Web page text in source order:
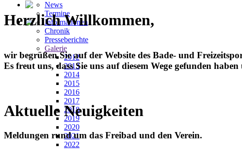
News
Termine
Informationen
Chronik
Presseberichte
Galerie
2012
2013
2014
2015
2016
2017
2018
2019
2020
2021
2022
Herzlich Willkommen,
wir begrüßen Sie auf der Website des Bade- und
Es freut uns, dass Sie uns auf diesem Wege gefunden
Aktuelle Neuigkeiten
Meldungen rund um das Freibad und den Verein.